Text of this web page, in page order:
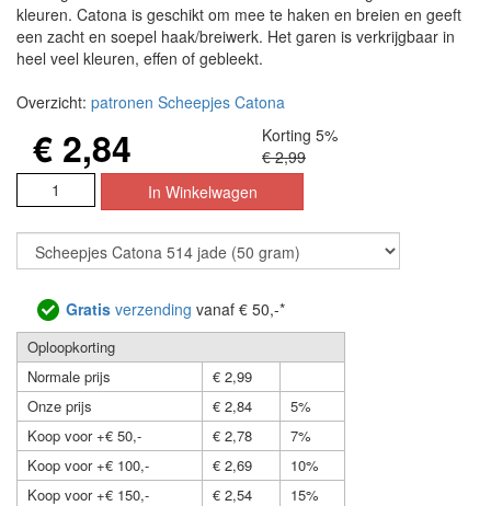
kleuren. Catona is geschikt om mee te haken en breien en geeft
een zacht en soepel haak/breiwerk. Het garen is verkrijgbaar in
heel veel kleuren, effen of gebleekt.
Overzicht: patronen Scheepjes Catona
€ 2,84
Korting 5%
€ 2,99
Gratis verzending vanaf € 50,-*
Oploopkorting
Normale prijs
€ 2,99
Onze prijs
€ 2,84
5%
Koop voor +€ 50,-
€ 2,78
7%
Koop voor +€ 100,-
€ 2,69
10%
Koop voor +€ 150,-
€ 2,54 15%